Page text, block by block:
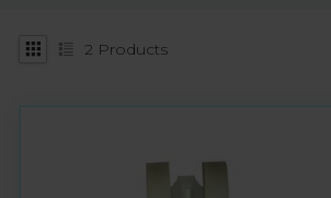
2 Products